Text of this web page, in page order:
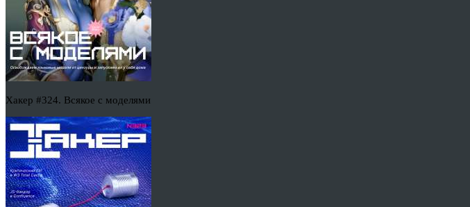
Хакер #324. Всякое с моделями